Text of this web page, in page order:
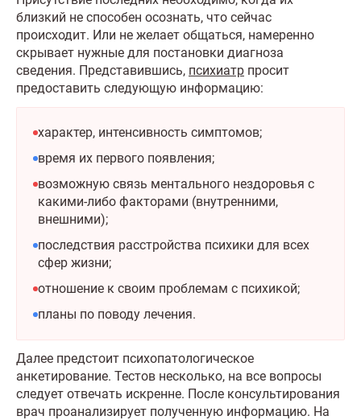
близкий не способен осознать, что сейчас
происходит. Или не желает общаться, намеренно
скрывает нужные для постановки диагноза
сведения. Представившись, психиатр просит
предоставить следующую информацию:
характер, интенсивность симптомов;
время их первого появления;
возможную связь ментального нездоровья с
какими-либо факторами (внутренними,
внешними);
последствия расстройства психики для всех
сфер жизни;
отношение к своим проблемам с психикой;
планы по поводу лечения.
Далее предстоит психопатологическое
анкетирование. Тестов несколько, на все вопросы
следует отвечать искренне. После консультирования
врач проанализирует полученную информацию. На